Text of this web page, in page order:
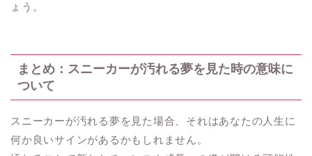
ょう。
まとめ：スニーカーが汚れる夢を見た時の意味に
ついて
スニーカーが汚れる夢を見た場合、それはあなたの人生に
何か良いサインがあるかもしれません。